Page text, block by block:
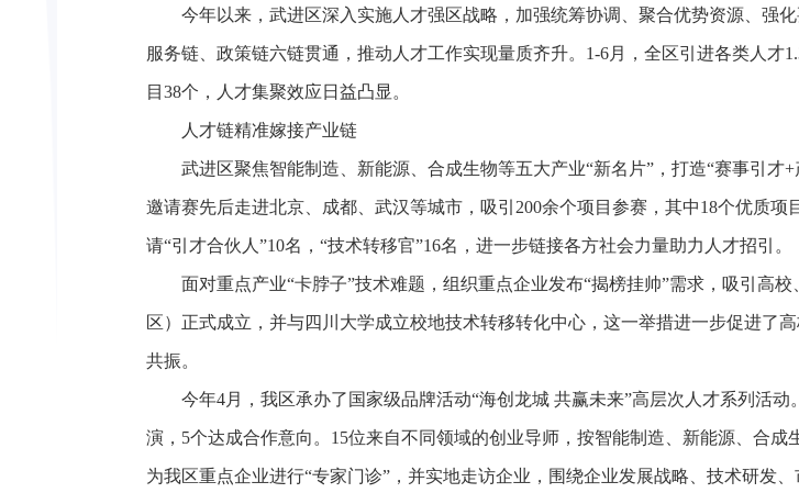
今年以来，武进区深入实施人才强区战略，加强统筹协调、聚合优势资源、强
服务链、政策链六链贯通，推动人才工作实现量质齐升。1-6月，全区引进各类人才
目38个，人才集聚效应日益凸显。
人才链精准嫁接产业链
武进区聚焦智能制造、新能源、合成生物等五大产业“新名片”，打造“赛事引
邀请赛先后走进北京、成都、武汉等城市，吸引200余个项目参赛，其中18个优质
请“引才合伙人”10名，“技术转移官”16名，进一步链接各方社会力量助力人才招引。
面对重点产业“卡脖子”技术难题，组织重点企业发布“揭榜挂帅”需求，吸引高
区）正式成立，并与四川大学成立校地技术转移转化中心，这一举措进一步促进了
共振。
今年4月，我区承办了国家级品牌活动“海创龙城 共赢未来”高层次人才系列活
演，5个达成合作意向。15位来自不同领域的创业导师，按智能制造、新能源、合
为我区重点企业进行“专家门诊”，并实地走访企业，围绕企业发展战略、技术研发